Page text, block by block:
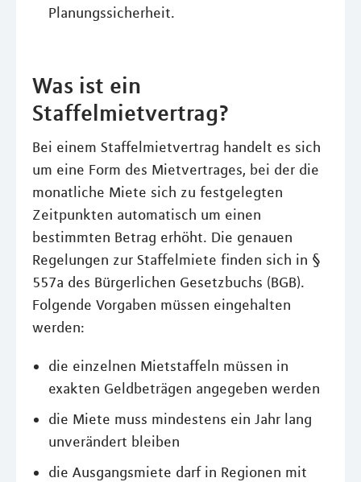
Planungssicherheit.
Was ist ein
Staffelmietvertrag?
Bei einem Staffelmietvertrag handelt es sich
um eine Form des Mietvertrages, bei der die
monatliche Miete sich zu festgelegten
Zeitpunkten automatisch um einen
bestimmten Betrag erhöht. Die genauen
Regelungen zur Staffelmiete finden sich in §
557a des Bürgerlichen Gesetzbuchs (BGB).
Folgende Vorgaben müssen eingehalten
werden:
die einzelnen Mietstaffeln müssen in
exakten Geldbeträgen angegeben werden
die Miete muss mindestens ein Jahr lang
unverändert bleiben
die Ausgangsmiete darf in Regionen mit